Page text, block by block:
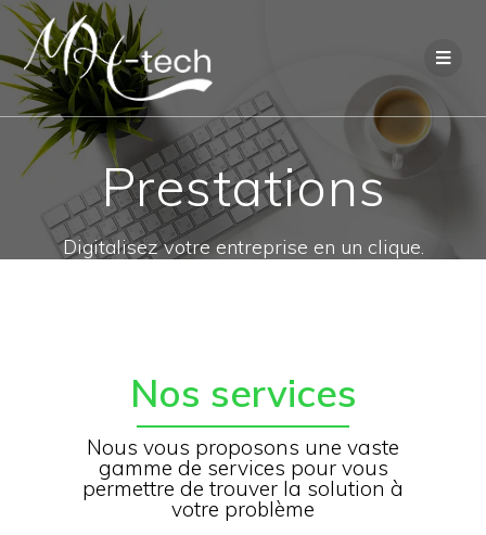
Prestations
Digitalisez votre entreprise en un clique.
Nos services
Nous vous proposons une vaste
gamme de services pour vous
permettre de trouver la solution à
votre problème